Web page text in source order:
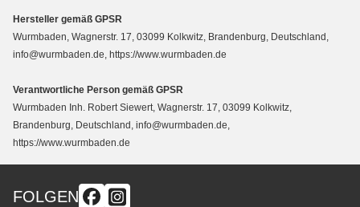
Hersteller gemäß GPSR
Wurmbaden, Wagnerstr. 17, 03099 Kolkwitz, Brandenburg, Deutschland,
info@wurmbaden.de, https://www.wurmbaden.de
Verantwortliche Person gemäß GPSR
Wurmbaden Inh. Robert Siewert, Wagnerstr. 17, 03099 Kolkwitz,
Brandenburg, Deutschland, info@wurmbaden.de,
https://www.wurmbaden.de
FOLGEN